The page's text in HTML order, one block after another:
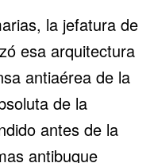
la jefatura de
esa arquitectura
antiaérea de la
de la
antes de la
antibuque